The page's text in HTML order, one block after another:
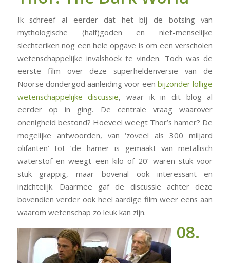
Ik schreef al eerder dat het bij de botsing van
mythologische (half)goden en niet-menselijke
slechteriken nog een hele opgave is om een verscholen
wetenschappelijke invalshoek te vinden. Toch was de
eerste film over deze superheldenversie van de
Noorse dondergod aanleiding voor eenbijzonder lollige
wetenschappelijke discussie, waar ik in dit blog al
eerder op in ging. De centrale vraag waarover
onenigheid bestond? Hoeveel weegt Thor’s hamer? De
mogelijke antwoorden, van ‘zoveel als 300 miljard
olifanten’ tot ‘de hamer is gemaakt van metallisch
waterstof en weegt een kilo of 20’ waren stuk voor
stuk grappig, maar bovenal ook interessant en
inzichtelijk. Daarmee gaf de discussie achter deze
bovendien verder ook heel aardige film weer eens aan
waarom wetenschap zo leuk kan zijn.
08.